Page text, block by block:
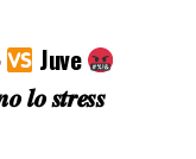
Juve
𝒍𝒐 𝒔𝒕𝒓𝒆𝒔𝒔